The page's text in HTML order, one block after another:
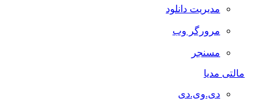
مدیریت دانلود
مرورگر وب
مسنجر
مالتی مدیا
دی.وی.دی